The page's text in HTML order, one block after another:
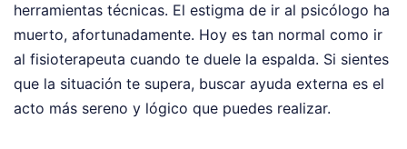
herramientas técnicas. El estigma de ir al psicólogo ha
muerto, afortunadamente. Hoy es tan normal como ir
al fisioterapeuta cuando te duele la espalda. Si sientes
que la situación te supera, buscar ayuda externa es el
acto más sereno y lógico que puedes realizar.